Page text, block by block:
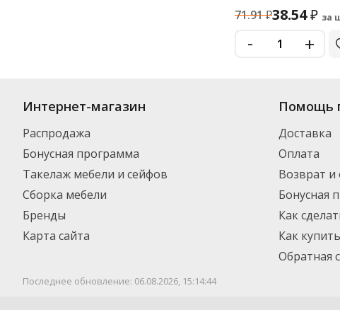
71.91₽38.54₽ за
- +
Купить . В ассортименте интернет-магазина
товар и добавить его в корзину для дальнейшего оформления заказа.
компанией DPD. Для постоянных клиентов - скидка, минимальный заказ
Интернет-магазин
Распродажа
Бонусная программа
Такелаж мебели и сейфов
Сборка мебели
Бренды
Карта сайта
Помощь
Доставка
Оплата
Возврат
Бонусная
Как
Как
Обратная
Последнее обновление: 06.08.2026, 15:14:44